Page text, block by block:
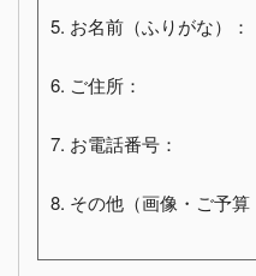
5. お名前（ふりがな）：
6. ご住所：
7. お電話番号：
8. その他（画像・ご予算